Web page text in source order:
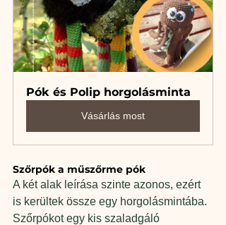
Pók és Polip horgolásminta
Vásárlás most
Szőrpók a műszőrme pók
A két alak leírása szinte azonos, ezért
is kerültek össze egy horgolásmintába.
Szőrpókot egy kis szaladgáló